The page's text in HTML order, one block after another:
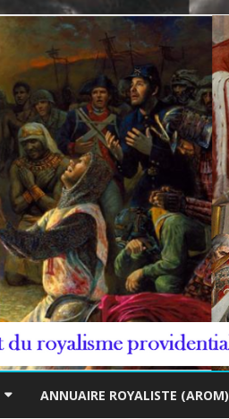
toANNUAIRE ROYALISTE (AROM)